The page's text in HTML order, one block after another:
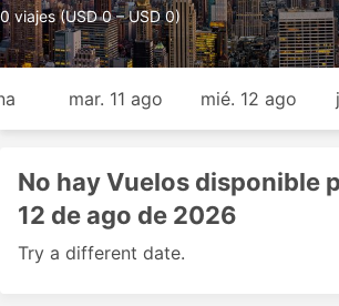
0 viajes (USD 0 – USD 0)
mar. 11 ago mié. 12 ago
No hay Vuelos disponible
12 de ago de 2026
Try a different date.